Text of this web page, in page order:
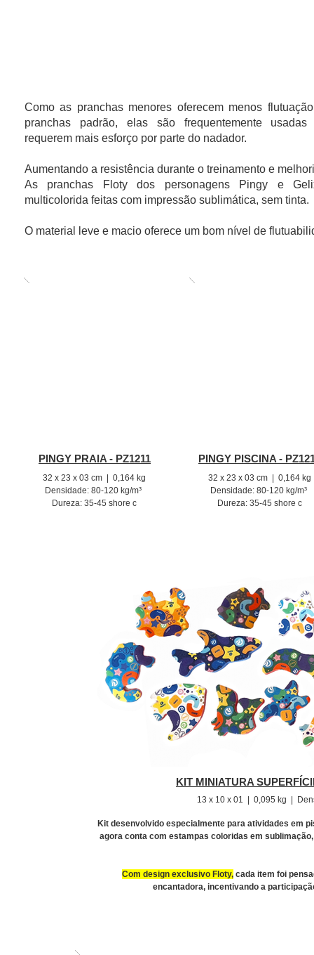
Como as pranchas menores oferecem menos
pranchas padrão, elas são frequentemente
requerem mais esforço por parte do nadador.
Aumentando a resistência durante o treinamento e
As pranchas Floty dos personagens Pingy e
multicolorida feitas com impressão sublimática, sem tinta.
O material leve e macio oferece um bom nível de
PINGY PRAIA - PZ1211
32 x 23 x 03 cm | 0,164 kg
Densidade: 80-120 kg/m³
Dureza: 35-45 shore c
PINGY PISCINA -
32 x 23 x 03 cm | 0,164 kg
Densidade: 80-120 kg/m³
Dureza: 35-45 shore c
KIT MINIATURA
13 x 10 x 01 | 0,095 kg |
Kit desenvolvido especialmente para atividades em
agora conta com estampas coloridas em
Com design exclusivo Floty,cada item foi
encantadora, incentivando a